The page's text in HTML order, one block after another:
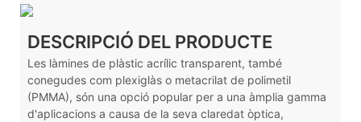
DESCRIPCIÓ DEL PRODUCTE
Les làmines de plàstic acrílic transparent, també
conegudes com plexiglàs o metacrilat de polimetil
(PMMA), són una opció popular per a una àmplia gamma
d'aplicacions a causa de la seva claredat òptica,